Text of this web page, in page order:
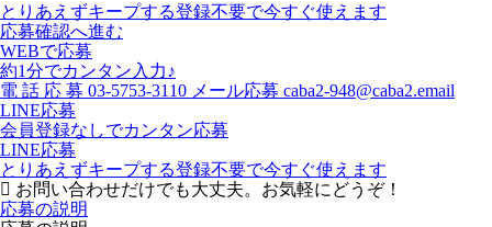
とりあえずキープする登録不要で今すぐ使えます
応募確認へ進む
WEBで応募
約1分でカンタン入力♪
電 話 応 募 03-5753-3110 メール応募 caba2-948@caba2.email
LINE応募
会員登録なしでカンタン応募
LINE応募
とりあえずキープする登録不要で今すぐ使えます
お問い合わせだけでも大丈夫。お気軽にどうぞ！
応募の説明